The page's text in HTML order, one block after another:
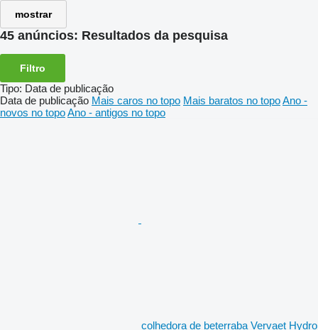
mostrar
45 anúncios: Resultados da pesquisa
Filtro
Tipo: Data de publicação
Data de publicação Mais caros no topo Mais baratos no topoAno -
novos no topoAno - antigos no topo
colhedora de beterraba Vervaet Hydro